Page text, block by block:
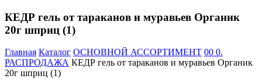
КЕДР гель от тараканов и муравьев Органик
20г шприц (1)
Главная Каталог ОСНОВНОЙ АССОРТИМЕНТ 00 0.
РАСПРОДАЖА КЕДР гель от тараканов и муравьев Органик
20г шприц (1)